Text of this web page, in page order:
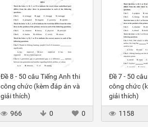
Đề 8 - 50 câu Tiếng Anh thi
công chức (kèm đáp án và
giải thích)
966 0 0
Đề 7 - 50
công chức
giải thích)
1158